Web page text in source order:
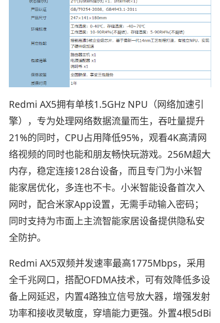
Redmi AX5拥有单核1.5GHz NPU（网络加速引
擎），专为处理网络数据流量而生，吞吐量提升
21%的同时，CPU占用降低95%，观看4K高清网
络视频的同时也能和朋友畅快玩游戏。256M超大
内存，稳定连接128台设备，而且专门为小米智
能家居优化，多连也不卡。小米智能设备首次入
网时，配合米家App设置，无需手动输入密码；
同时支持为市面上主流智能家居设备提供隐私安
全防护。
Redmi AX5双频并发速率最高1775Mbps，采用
全千兆网口，搭配OFDMA技术，可有效降低多设
备上网延迟，内置4路独立信号放大器，增强发射
功率和接收灵敏度，穿墙能力更强。外置4根5dBi